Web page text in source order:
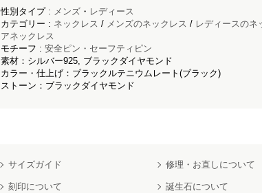
性別タイプ : メンズ ・ レディース
カテゴリー : ネックレス / メンズのネックレス / レディースのネ
アネックレス
モチーフ : 安全ピン・セーフティピン
素材：シルバー925, ブラックダイヤモンド
カラー・仕上げ：ブラックルテニウムレート(ブラック)
ストーン：ブラックダイヤモンド
サイズガイド 修理・お直しについて
刻印について 誕生石について